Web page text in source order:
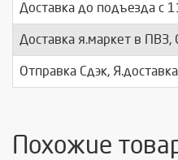
Доставка до подъезда c
Доставка я.маркет в ПВЗ,
Отправка Сдэк,
Похожие